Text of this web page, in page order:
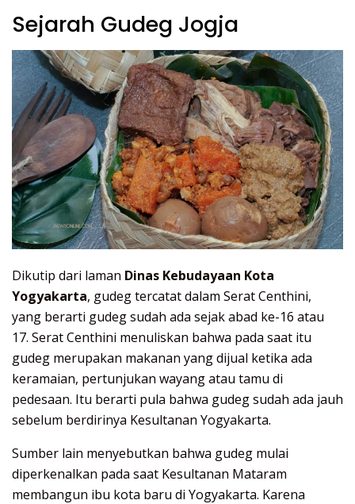
Sejarah Gudeg Jogja
Dikutip dari laman Dinas Kebudayaan Kota
Yogyakarta, gudeg tercatat dalam Serat Centhini,
yang berarti gudeg sudah ada sejak abad ke-16 atau
17. Serat Centhini menuliskan bahwa pada saat itu
gudeg merupakan makanan yang dijual ketika ada
keramaian, pertunjukan wayang atau tamu di
pedesaan. Itu berarti pula bahwa gudeg sudah ada jauh
sebelum berdirinya Kesultanan Yogyakarta.
Sumber lain menyebutkan bahwa gudeg mulai
diperkenalkan pada saat Kesultanan Mataram
membangun ibu kota baru di Yogyakarta. Karena